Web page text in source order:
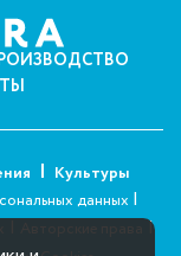
Культуры
данных |
|